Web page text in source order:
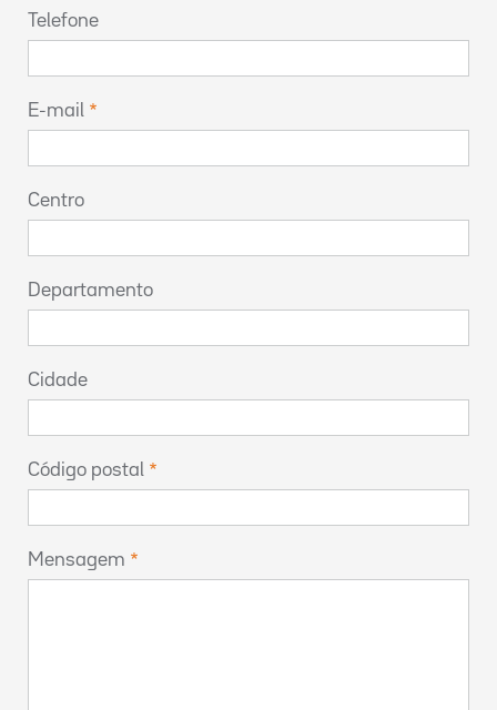
Telefone
E-mail
Centro
Departamento
Cidade
Código postal
Mensagem